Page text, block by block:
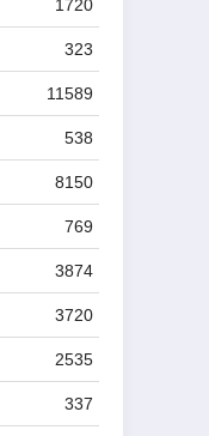
1720
323
11589
538
8150
769
3874
3720
2535
337